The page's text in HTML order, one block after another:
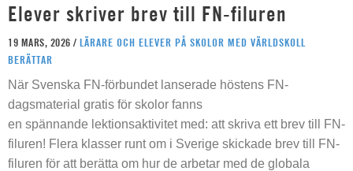
Elever skriver brev till FN-filuren
19 MARS, 2026 / LÄRARE OCH ELEVER PÅ SKOLOR MED VÄRLDSKOLL
BERÄTTAR
När Svenska FN-förbundet lanserade höstens FN-
dagsmaterial gratis för skolor fanns
en spännande lektionsaktivitet med: att skriva ett brev till FN-
filuren! Flera klasser runt om i Sverige skickade brev till FN-
filuren för att berätta om hur de arbetar med de globala